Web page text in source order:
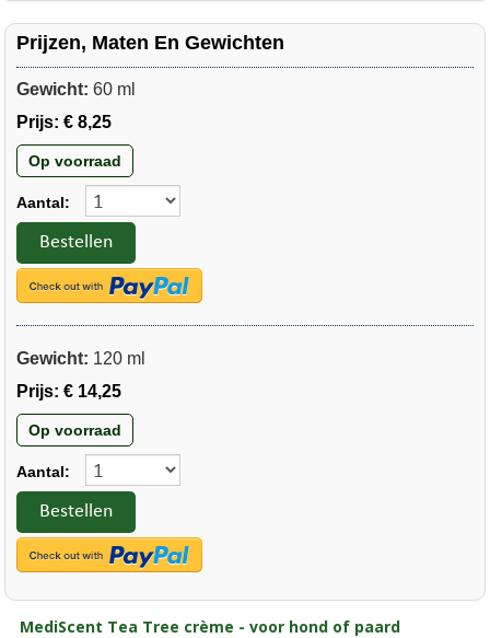
Prijzen, Maten En Gewichten
Gewicht: 60 ml
Prijs: € 8,25
Op voorraad
Aantal:
Bestellen
Gewicht: 120 ml
Prijs: € 14,25
Op voorraad
Aantal:
Bestellen
MediScent Tea Tree crème - voor hond of paard